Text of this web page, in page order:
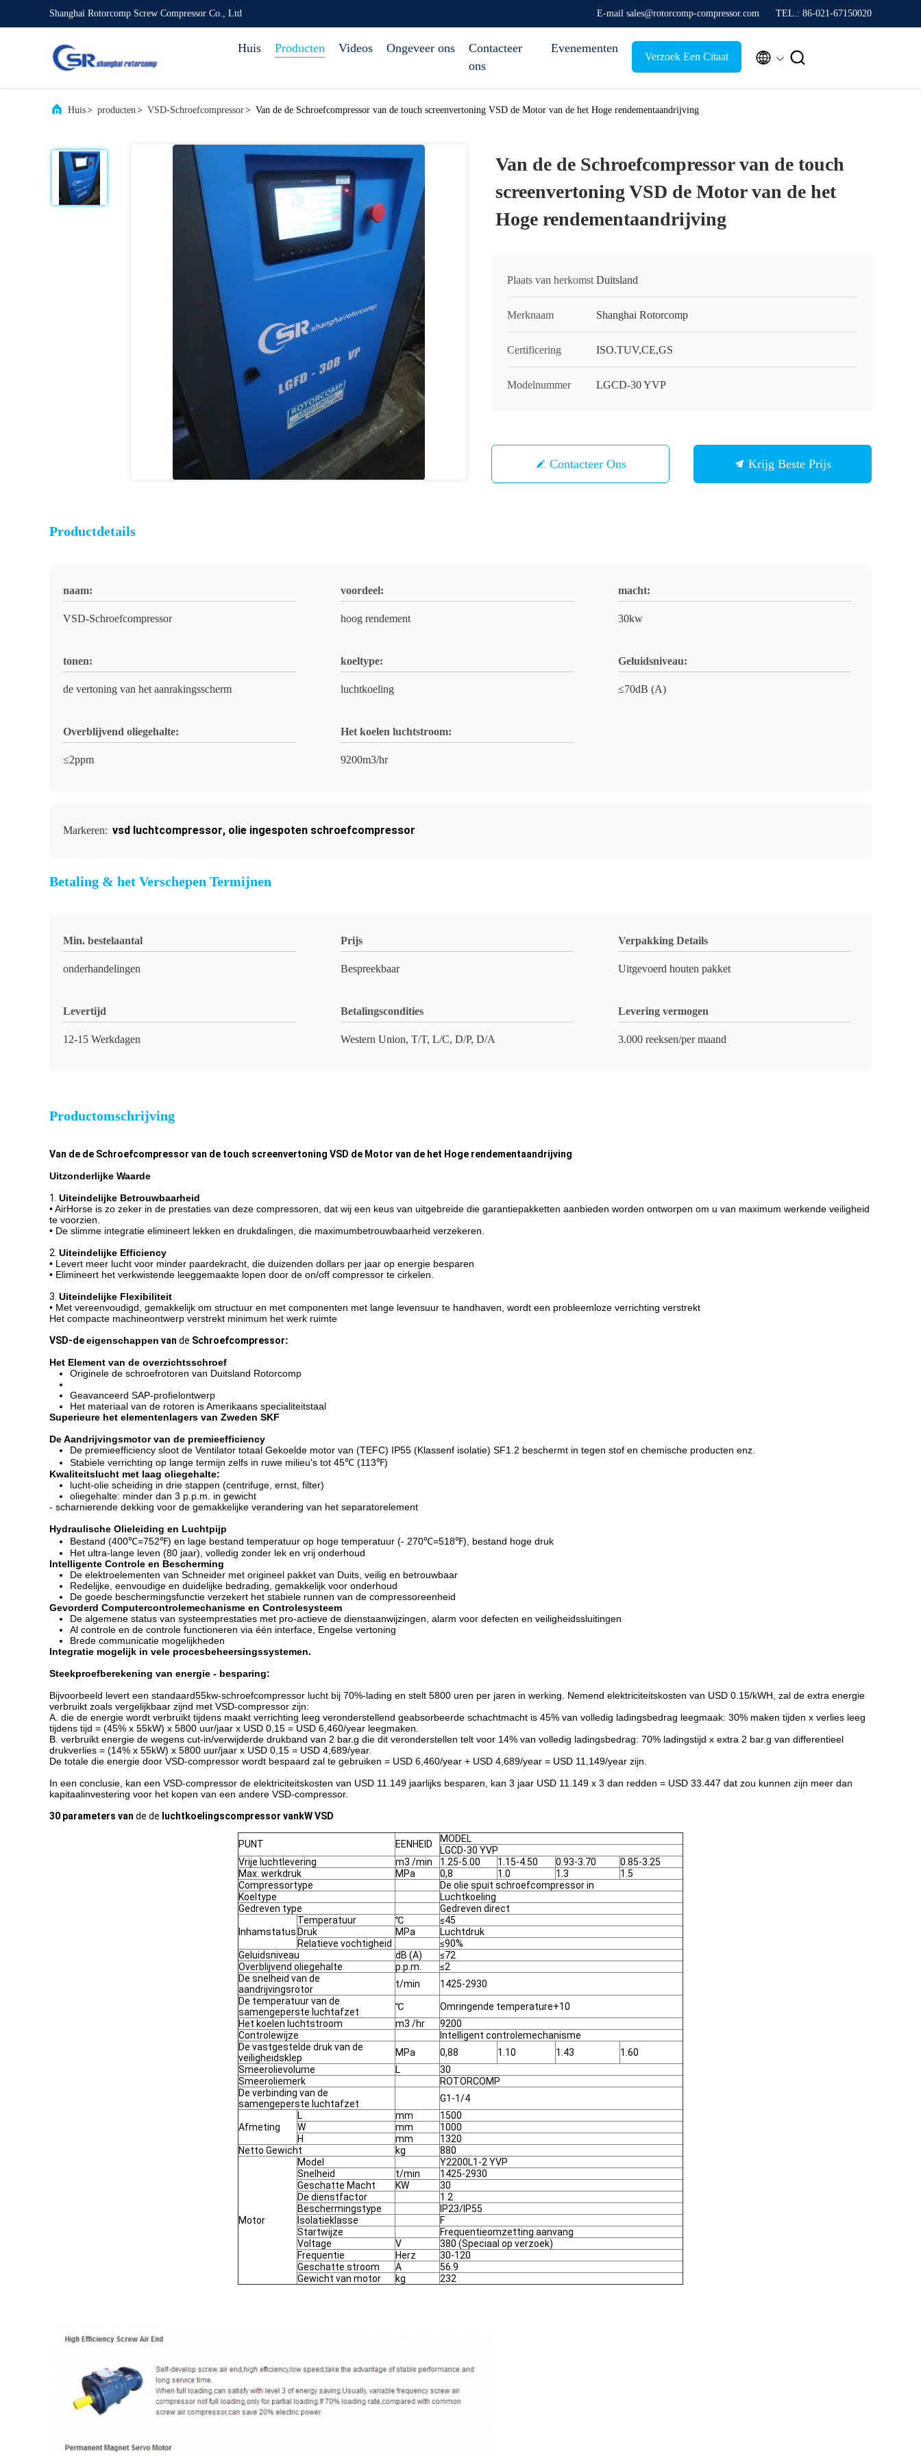
Shanghai Rotorcomp Screw Compressor Co., Ltd E-mail sales@rotorcomp-compressor.com TEL.: 86-021-67150020
Huis Producten Videos Ongeveer ons
Contacteer
ons
Evenementen
Verzoek Een Citaat  
Huis> producten> VSD-Schroefcompressor> Van de de Schroefcompressor van de touch screenvertoning VSD de Motor van de het Hoge rendementaandrijving
Van de de Schroefcompressor van de touch
screenvertoning VSD de Motor van de het
Hoge rendementaandrijving
Plaats van herkomst Duitsland
Merknaam Shanghai Rotorcomp
Certificering ISO.TUV,CE,GS
Modelnummer LGCD-30 YVP
Contacteer Ons Krijg Beste Prijs
Productdetails
naam:
VSD-Schroefcompressor
voordeel:
hoog rendement
macht:
30kw
tonen:
de vertoning van het aanrakingsscherm
koeltype:
luchtkoeling
Geluidsniveau:
≤70dB (A)
Overblijvend oliegehalte:
≤2ppm
Het koelen luchtstroom:
9200m3/hr
Markeren: vsd luchtcompressor, olie ingespoten schroefcompressor
Betaling & het Verschepen Termijnen
Min. bestelaantal
onderhandelingen
Prijs
Bespreekbaar
Verpakking Details
Uitgevoerd houten pakket
Levertijd
12-15 Werkdagen
Betalingscondities
Western Union, T/T, L/C, D/P, D/A
Levering vermogen
3.000 reeksen/per maand
Productomschrijving
Van de de Schroefcompressor van de touch screenvertoning VSD de Motor van de het Hoge rendementaandrijving
Uitzonderlijke Waarde
1. Uiteindelijke Betrouwbaarheid
• AirHorse is zo zeker in de prestaties van deze compressoren, dat wij een keus van uitgebreide die garantiepakketten aanbieden worden ontworpen om u van maximum werkende veiligheid
te voorzien.
• De slimme integratie elimineert lekken en drukdalingen, die maximumbetrouwbaarheid verzekeren.
2. Uiteindelijke Efficiency
• Levert meer lucht voor minder paardekracht, die duizenden dollars per jaar op energie besparen
• Elimineert het verkwistende leeggemaakte lopen door de on/off compressor te cirkelen.
3. Uiteindelijke Flexibiliteit
• Met vereenvoudigd, gemakkelijk om structuur en met componenten met lange levensuur te handhaven, wordt een probleemloze verrichting verstrekt
Het compacte machineontwerp verstrekt minimum het werk ruimte
VSD-deeigenschappen van de Schroefcompressor:
Het Element van de overzichtsschroef
Originele de schroefrotoren van Duitsland Rotorcomp
Geavanceerd SAP-profielontwerp
Het materiaal van de rotoren is Amerikaans specialiteitstaal
Superieure het elementenlagers van Zweden SKF
De Aandrijvingsmotor van de premieefficiency
De premieefficiency sloot de Ventilator totaal Gekoelde motor van (TEFC) IP55 (Klassenf isolatie) SF1.2 beschermt in tegen stof en chemische producten enz.
Stabiele verrichting op lange termijn zelfs in ruwe milieu's tot 45℃ (113℉)
Kwaliteitslucht met laag oliegehalte:
lucht-olie scheiding in drie stappen (centrifuge, ernst, filter)
oliegehalte: minder dan 3 p.p.m. in gewicht
- scharnierende dekking voor de gemakkelijke verandering van het separatorelement
Hydraulische Olieleiding en Luchtpijp
Bestand (400℃=752℉) en lage bestand temperatuur op hoge temperatuur (- 270℃=518℉), bestand hoge druk
Het ultra-lange leven (80 jaar), volledig zonder lek en vrij onderhoud
Intelligente Controle en Bescherming
De elektroelementen van Schneider met origineel pakket van Duits, veilig en betrouwbaar
Redelijke, eenvoudige en duidelijke bedrading, gemakkelijk voor onderhoud
De goede beschermingsfunctie verzekert het stabiele runnen van de compressoreenheid
Gevorderd Computercontrolemechanisme en Controlesysteem
De algemene status van systeemprestaties met pro-actieve de dienstaanwijzingen, alarm voor defecten en veiligheidssluitingen
Al controle en de controle functioneren via één interface, Engelse vertoning
Brede communicatie mogelijkheden
Integratie mogelijk in vele procesbeheersingssystemen.
Steekproefberekening van energie - besparing:
Bijvoorbeeld levert een standaard55kw-schroefcompressor lucht bij 70%-lading en stelt 5800 uren per jaren in werking. Nemend elektriciteitskosten van USD 0.15/kWH, zal de extra energie
verbruikt zoals vergelijkbaar zijnd met VSD-compressor zijn:
A. die de energie wordt verbruikt tijdens maakt verrichting leeg veronderstellend geabsorbeerde schachtmacht is 45% van volledig ladingsbedrag leegmaak: 30% maken tijden x verlies leeg
tijdens tijd = (45% x 55kW) x 5800 uur/jaar x USD 0,15 = USD 6,460/year leegmaken.
B. verbruikt energie de wegens cut-in/verwijderde drukband van 2 bar.g die dit veronderstellen telt voor 14% van volledig ladingsbedrag: 70% ladingstijd x extra 2 bar.g van differentieel
drukverlies = (14% x 55kW) x 5800 uur/jaar x USD 0,15 = USD 4,689/year.
De totale die energie door VSD-compressor wordt bespaard zal te gebruiken = USD 6,460/year + USD 4,689/year = USD 11,149/year zijn.
In een conclusie, kan een VSD-compressor de elektriciteitskosten van USD 11.149 jaarlijks besparen, kan 3 jaar USD 11.149 x 3 dan redden = USD 33.447 dat zou kunnen zijn meer dan
kapitaalinvestering voor het kopen van een andere VSD-compressor.
30 parameters van de de luchtkoelingscompressor vankW VSD
PUNT EENHEID
MODEL
LGCD-30 YVP
Vrije luchtlevering
m3 /min 1.25-5.00 1.15-4.50 0.93-3.70
0.85-3.25
Max. werkdruk
MPa 0,8 1.0 1.3
1.5
Compressortype
De olie spuit schroefcompressor in
Koeltype
Luchtkoeling
Gedreven type
Gedreven direct
Inhamstatus
Temperatuur ℃
≤45
Druk
MPa
Luchtdruk
Relatieve vochtigheid
≤90%
Geluidsniveau
dB (A)
≤72
Overblijvend oliegehalte
p.p.m.
≤2
De snelheid van de
aandrijvingsrotor
t/min
1425-2930
De temperatuur van de
samengeperste luchtafzet
℃
Omringende temperature+10
Het koelen luchtstroom
m3 /hr
9200
Controlewijze
Intelligent controlemechanisme
De vastgestelde druk van de
veiligheidsklep
MPa 0,88 1.10 1.43
1.60
Smeerolievolume
L
30
Smeeroliemerk
ROTORCOMP
De verbinding van de
samengeperste luchtafzet
G1-1/4
Afmeting
L mm
1500
W
mm
1000
H
mm
1320
Netto Gewicht
kg 880
Motor
Model
Y2200L1-2 YVP
Snelheid
t/min
1425-2930
Geschatte Macht
KW
30
De dienstfactor
1.2
Beschermingstype
IP23/IP55
Isolatieklasse
F
Startwijze
Frequentieomzetting aanvang
Voltage
V
380 (Speciaal op verzoek)
Frequentie
Herz
30-120
Geschatte stroom
A
56.9
Gewicht van motor
kg 232